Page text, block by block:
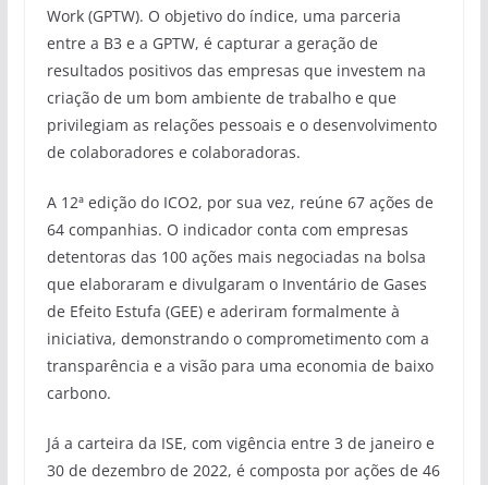
Work (GPTW). O objetivo do índice, uma parceria
entre a B3 e a GPTW, é capturar a geração de
resultados positivos das empresas que investem na
criação de um bom ambiente de trabalho e que
privilegiam as relações pessoais e o desenvolvimento
de colaboradores e colaboradoras.
A 12ª edição do ICO2, por sua vez, reúne 67 ações de
64 companhias. O indicador conta com empresas
detentoras das 100 ações mais negociadas na bolsa
que elaboraram e divulgaram o Inventário de Gases
de Efeito Estufa (GEE) e aderiram formalmente à
iniciativa, demonstrando o comprometimento com a
transparência e a visão para uma economia de baixo
carbono.
Já a carteira da ISE, com vigência entre 3 de janeiro e
30 de dezembro de 2022, é composta por ações de 46